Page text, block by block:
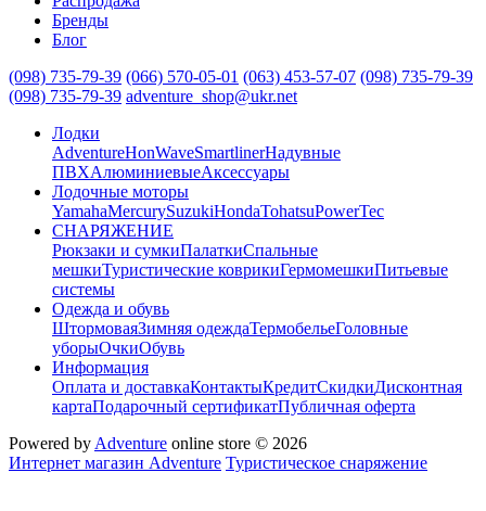
Бренды
Блог
(098) 735-79-39 (066) 570-05-01 (063) 453-57-07 (098) 735-79-39
(098) 735-79-39 adventure_shop@ukr.net
Лодки
AdventureHonWaveSmartlinerНадувные
ПВХАлюминиевыеАксессуары
Лодочные моторы
YamahaMercurySuzukiHondaTohatsuPowerTec
СНАРЯЖЕНИЕ
Рюкзаки и сумкиПалаткиСпальные
мешкиТуристические коврикиГермомешкиПитьевые
системы
Одежда и обувь
ШтормоваяЗимняя одеждаТермобельеГоловные
уборыОчкиОбувь
Информация
Оплата и доставкаКонтактыКредитСкидкиДисконтная
картаПодарочный сертификатПубличная оферта
Powered by Adventure online store © 2026
Интернет магазин Adventure Туристическое снаряжение